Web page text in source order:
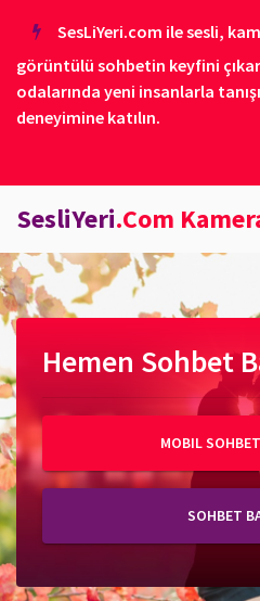
SesLiYeri.com ile sesli,
görüntülü sohbetin keyfini
odalarında yeni insanlarla
deneyimine katılın.
SesliYeri.Com
Hemen Sohbet
MOBIL
SOHBET